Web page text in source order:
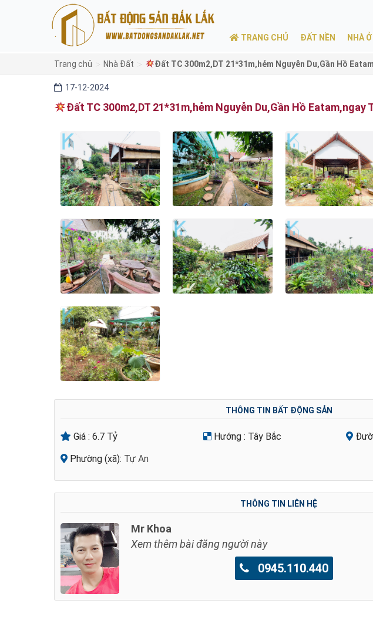
TRANG CHỦ ĐẤT NỀN NHÀ Ở
Trang chủ Nhà Đất Đất TC 300m2,DT 21*31m,hẻm Nguyễn Du,Gần Hồ
17-12-2024
Đất TC 300m2,DT 21*31m,hẻm Nguyễn Du,Gần Hồ Eatam,ngay
THÔNG TIN BẤT ĐỘNG SẢN
Giá : 6.7 Tỷ Hướng : Tây Bắc
Phường (xã): Tự An
THÔNG TIN LIÊN HỆ
Mr Khoa
Xem thêm bài đăng người này
0945.110.440